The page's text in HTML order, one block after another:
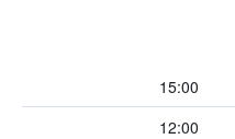
15:00
12:00